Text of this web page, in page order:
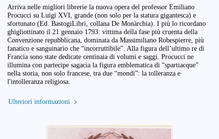
Arriva nelle migliori librerie la nuova opera del professor Emiliano
Procucci su Luigi XVI, grande (non solo per la statura gigantesca) e
sfortunato (Ed. BastogiLibri, collana De Monàrchia). I più lo ricordano
ghigliottinato il 21 gennaio 1793: vittima della fase più cruenta della
Convenzione repubblicana, dominata da Massimiliano Robespierre, più
fanatico e sanguinario che “incorruttibile”. Alla figura dell’ultimo re di
Francia sono state dedicate centinaia di volumi e saggi. Procucci ne
illumina con partecipe sagacia la figura emblematica di “spartiacque”
nella storia, non solo francese, tra due “mondi”: la tolleranza e
l'intolleranza religiosa.
Ulteriori informazioni